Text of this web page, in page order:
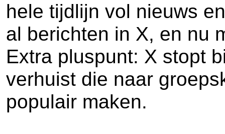
hele tijdlijn vol nieuws
al berichten in X, en nu
Extra pluspunt: X stopt
verhuist die naar
populair maken.